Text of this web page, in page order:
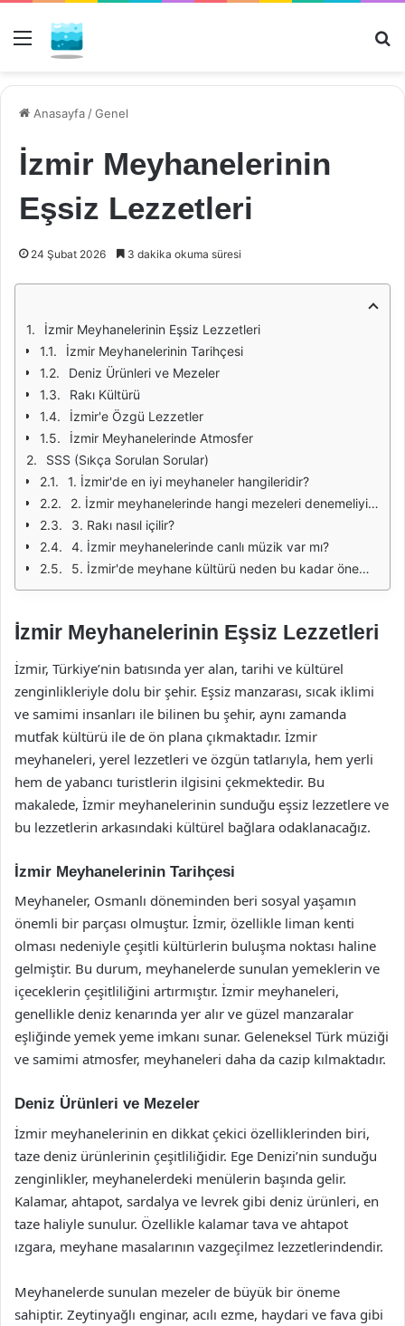
Menü
Anasayfa /Genel
İzmir Meyhanelerinin
Eşsiz Lezzetleri
24 Şubat 2026 3 dakika okuma süresi
İzmir Meyhanelerinin Eşsiz Lezzetleri
İzmir Meyhanelerinin Tarihçesi
Deniz Ürünleri ve Mezeler
Rakı Kültürü
İzmir'e Özgü Lezzetler
İzmir Meyhanelerinde Atmosfer
SSS (Sıkça Sorulan Sorular)
1. İzmir'de en iyi meyhaneler hangileridir?
2. İzmir meyhanelerinde hangi mezeleri denemeliyim?
3. Rakı nasıl içilir?
4. İzmir meyhanelerinde canlı müzik var mı?
5. İzmir'de meyhane kültürü neden bu kadar önemlidir?
İzmir Meyhanelerinin Eşsiz Lezzetleri
İzmir, Türkiye’nin batısında yer alan, tarihi ve kültürel
zenginlikleriyle dolu bir şehir. Eşsiz manzarası, sıcak iklimi
ve samimi insanları ile bilinen bu şehir, aynı zamanda
mutfak kültürü ile de ön plana çıkmaktadır. İzmir
meyhaneleri, yerel lezzetleri ve özgün tatlarıyla, hem yerli
hem de yabancı turistlerin ilgisini çekmektedir. Bu
makalede, İzmir meyhanelerinin sunduğu eşsiz lezzetlere ve
bu lezzetlerin arkasındaki kültürel bağlara odaklanacağız.
İzmir Meyhanelerinin Tarihçesi
Meyhaneler, Osmanlı döneminden beri sosyal yaşamın
önemli bir parçası olmuştur. İzmir, özellikle liman kenti
olması nedeniyle çeşitli kültürlerin buluşma noktası haline
gelmiştir. Bu durum, meyhanelerde sunulan yemeklerin ve
içeceklerin çeşitliliğini artırmıştır. İzmir meyhaneleri,
genellikle deniz kenarında yer alır ve güzel manzaralar
eşliğinde yemek yeme imkanı sunar. Geleneksel Türk müziği
ve samimi atmosfer, meyhaneleri daha da cazip kılmaktadır.
Deniz Ürünleri ve Mezeler
İzmir meyhanelerinin en dikkat çekici özelliklerinden biri,
taze deniz ürünlerinin çeşitliliğidir. Ege Denizi’nin sunduğu
zenginlikler, meyhanelerdeki menülerin başında gelir.
Kalamar, ahtapot, sardalya ve levrek gibi deniz ürünleri, en
taze haliyle sunulur. Özellikle kalamar tava ve ahtapot
ızgara, meyhane masalarının vazgeçilmez lezzetlerindendir.
Meyhanelerde sunulan mezeler de büyük bir öneme
sahiptir. Zeytinyağlı enginar, acılı ezme, haydari ve fava gibi